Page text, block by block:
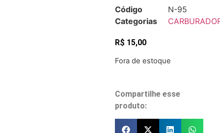
Código
N-95
Categorias
R$ 15,00
Fora de estoque
Compartilhe esse
produto: